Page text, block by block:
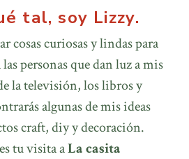
tal, soy Lizzy.
cosas curiosas y lindas para
personas que dan luz a mis
la televisión, los libros y
algunas de mis ideas
craft, diy y decoración.
tu visita aLa casita